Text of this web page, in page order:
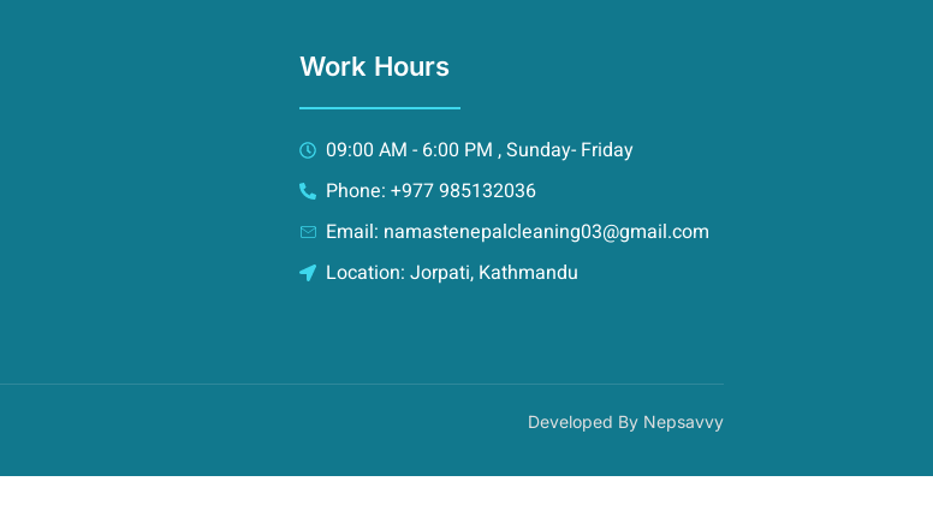
Work Hours
09:00 AM - 6:00 PM , Sunday- Friday
Phone: +977 985132036
Email: namastenepalcleaning03@gmail.com
Location: Jorpati, Kathmandu
Developed By Nepsavvy